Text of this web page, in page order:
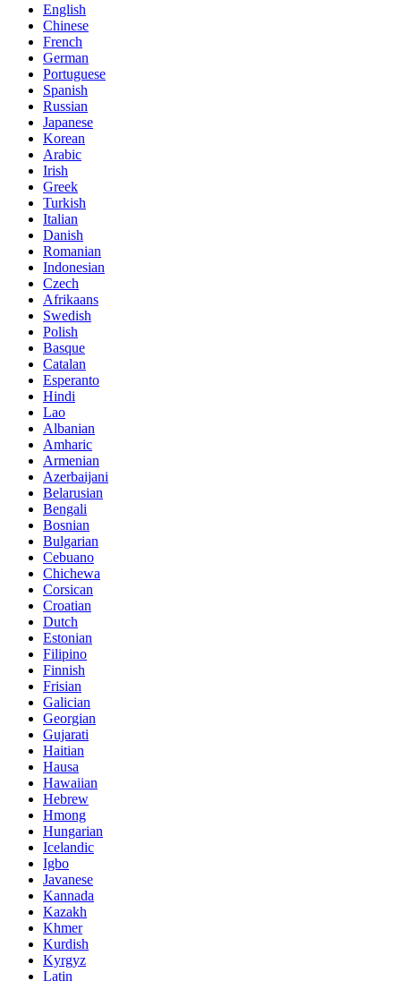
English
Chinese
French
German
Portuguese
Spanish
Russian
Japanese
Korean
Arabic
Irish
Greek
Turkish
Italian
Danish
Romanian
Indonesian
Czech
Afrikaans
Swedish
Polish
Basque
Catalan
Esperanto
Hindi
Lao
Albanian
Amharic
Armenian
Azerbaijani
Belarusian
Bengali
Bosnian
Bulgarian
Cebuano
Chichewa
Corsican
Croatian
Dutch
Estonian
Filipino
Finnish
Frisian
Galician
Georgian
Gujarati
Haitian
Hausa
Hawaiian
Hebrew
Hmong
Hungarian
Icelandic
Igbo
Javanese
Kannada
Kazakh
Khmer
Kurdish
Kyrgyz
Latin